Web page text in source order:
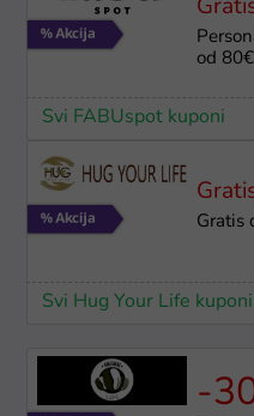
od 80€
Svi FABUspot kuponi
Gratis
Svi Hug Your Life kuponi
-